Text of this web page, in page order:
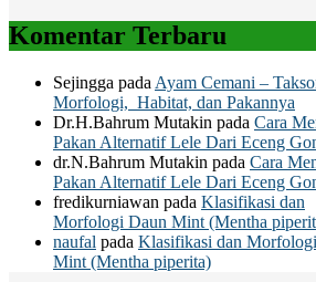
Komentar Terbaru
Sejingga pada Ayam Cemani –
Morfologi, Habitat, dan Pakannya
Dr.H.Bahrum Mutakin pada Cara
Pakan Alternatif Lele Dari Eceng
dr.N.Bahrum Mutakin pada Cara
Pakan Alternatif Lele Dari Eceng
fredikurniawan pada Klasifikasi dan
Morfologi Daun Mint (Mentha
naufal pada Klasifikasi dan
Mint (Mentha piperita)